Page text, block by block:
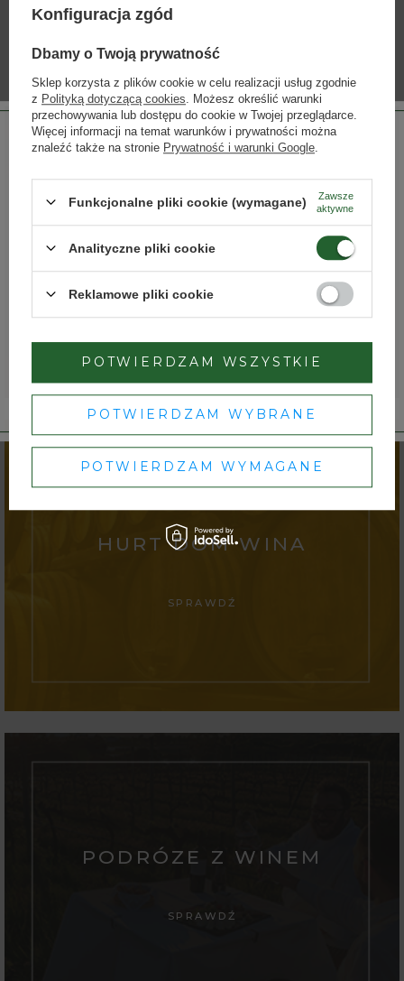
Granietkop Pinotage
KLUB DOMU WINA
SPRAWDŹ
HURT DOM WINA
SPRAWDŹ
PODRÓZE Z WINEM
SPRAWDŹ
Strona przeznaczona dla osób pełnoletnich.
Czy masz ukończone 18 lat?
TAK NIE
Dbamy o Twoją prywatność
Konfiguracja zgód
Dbamy o Twoją prywatność
Sklep korzysta z plików cookie w celu realizacji usług zgodnie
z Polityką dotyczącą cookies . Możesz określić warunki
przechowywania lub dostępu do cookie w Twojej przeglądarce.
Więcej informacji na temat warunków i prywatności można
znaleźć także na stronie Prywatność i warunki Google
Funkcjonalne pliki cookie (wymagane)
Zawsze
aktywne
Analityczne pliki cookie
Reklamowe pliki cookie
POTWIERDZAM WYBRANE
POTWIERDZAM WYMAGANE
POTWIERDZAM WSZYSTKIE